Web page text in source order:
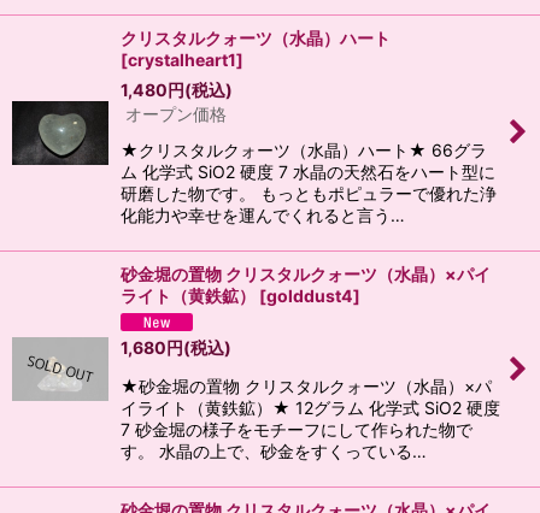
クリスタルクォーツ（水晶）ハート
[crystalheart1]
1,480円(税込)
オープン価格
★クリスタルクォーツ（水晶）ハート★ 66グラ
ム 化学式 SiO2 硬度 7 水晶の天然石をハート型に
研磨した物です。 もっともポピュラーで優れた浄
化能力や幸せを運んでくれると言う…
砂金堀の置物 クリスタルクォーツ（水晶）×パイ
ライト（黄鉄鉱）
[golddust4]
1,680円(税込)
★砂金堀の置物 クリスタルクォーツ（水晶）×パ
イライト（黄鉄鉱）★ 12グラム 化学式 SiO2 硬度
7 砂金堀の様子をモチーフにして作られた物で
す。 水晶の上で、砂金をすくっている…